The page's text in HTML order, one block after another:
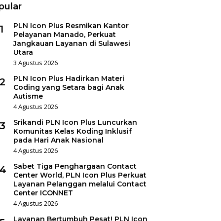
PLN Icon Plus Resmikan Kantor
Pelayanan Manado, Perkuat
Jangkauan Layanan di Sulawesi
Utara
3 Agustus 2026
PLN Icon Plus Hadirkan Materi
Coding yang Setara bagi Anak
Autisme
4 Agustus 2026
Srikandi PLN Icon Plus Luncurkan
Komunitas Kelas Koding Inklusif
pada Hari Anak Nasional
4 Agustus 2026
Sabet Tiga Penghargaan Contact
Center World, PLN Icon Plus Perkuat
Layanan Pelanggan melalui Contact
Center ICONNET
4 Agustus 2026
Layanan Bertumbuh Pesat! PLN Icon